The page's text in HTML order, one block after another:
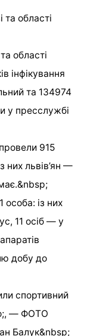
області
області
інфікування
та 134974
у пресслужбі
915
них львів’ян —
особа: із них
11 осіб — у
добу до
спортивний
— ФОТО
Балук&nbsp;